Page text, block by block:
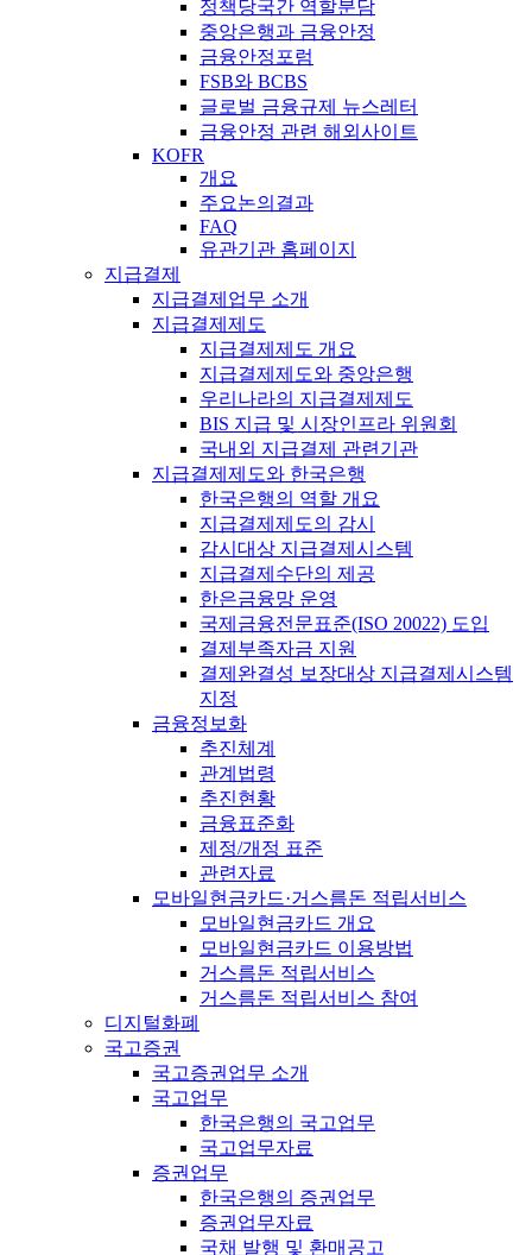
정책당국간 역할분담
중앙은행과 금융안정
금융안정포럼
FSB와 BCBS
글로벌 금융규제 뉴스레터
금융안정 관련 해외사이트
KOFR
개요
주요논의결과
FAQ
유관기관 홈페이지
지급결제
지급결제업무 소개
지급결제제도
지급결제제도 개요
지급결제제도와 중앙은행
우리나라의 지급결제제도
BIS 지급 및 시장인프라 위원회
국내외 지급결제 관련기관
지급결제제도와 한국은행
한국은행의 역할 개요
지급결제제도의 감시
감시대상 지급결제시스템
지급결제수단의 제공
한은금융망 운영
국제금융전문표준(ISO 20022) 도입
결제부족자금 지원
결제완결성 보장대상 지급결제시스템
지정
금융정보화
추진체계
관계법령
추진현황
금융표준화
제정/개정 표준
관련자료
모바일현금카드·거스름돈 적립서비스
모바일현금카드 개요
모바일현금카드 이용방법
거스름돈 적립서비스
거스름돈 적립서비스 참여
디지털화폐
국고증권
국고증권업무 소개
국고업무
한국은행의 국고업무
국고업무자료
증권업무
한국은행의 증권업무
증권업무자료
국채 발행 및 환매공고